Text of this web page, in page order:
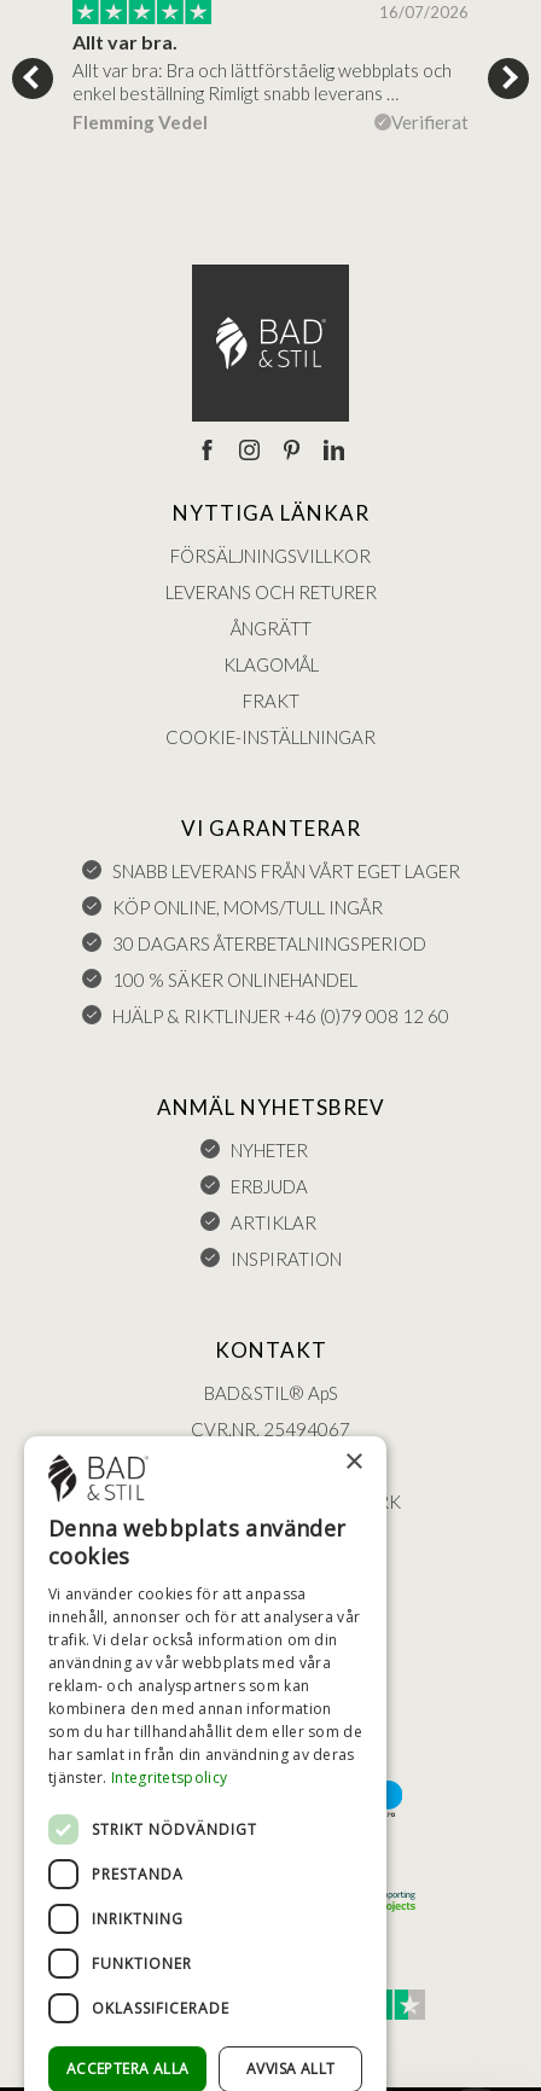
16/07/2026
Allt var bra.
Allt var bra: Bra och lättförståelig webbplats och
enkel beställning Rimligt snabb leverans …
Flemming Vedel
Verifierat
Jag
NYTTIGA LÄNKAR
FÖRSÄLJNINGSVILLKOR
LEVERANS OCH RETURER
ÅNGRÄTT
KLAGOMÅL
FRAKT
COOKIE-INSTÄLLNINGAR
VI GARANTERAR
SNABB LEVERANS FRÅN VÅRT EGET LAGER
KÖP ONLINE, MOMS/TULL INGÅR
30 DAGARS ÅTERBETALNINGSPERIOD
100 % SÄKER ONLINEHANDEL
HJÄLP & RIKTLINJER +46 (0)79 008 12 60
ANMÄL NYHETSBREV
NYHETER
ERBJUDA
ARTIKLAR
INSPIRATION
KONTAKT
BAD&STIL® ApS
CVR.NR. 25494067
ØSTERBROGADE 202
2100 KØBENHAVN • DANMARK
+46 (0)79 008 12 60
HÖGSTA KREDITVÄRDIGHET
BETALNINGSALTERNATIV
×
Denna webbplats använder
cookies
Vi använder cookies för att anpassa
innehåll, annonser och för att analysera vår
trafik. Vi delar också information om din
användning av vår webbplats med våra
reklam- och analyspartners som kan
kombinera den med annan information
som du har tillhandahållit dem eller som de
har samlat in från din användning av deras
tjänster. Integritetspolicy
STRIKT NÖDVÄNDIGT
PRESTANDA
INRIKTNING
FUNKTIONER
OKLASSIFICERADE
ACCEPTERA ALLA AVVISA ALLT